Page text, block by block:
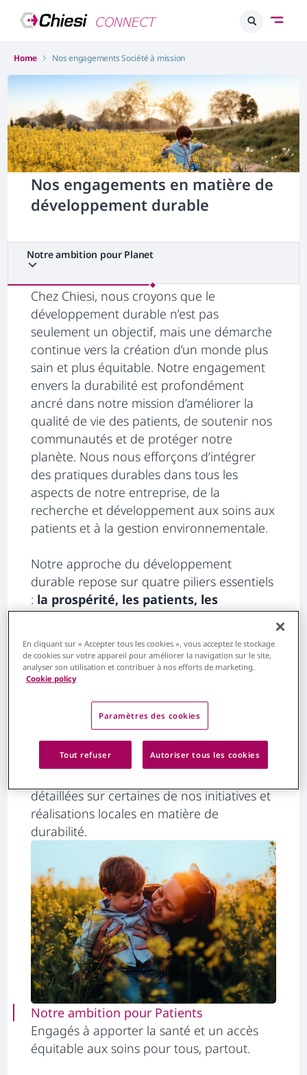
Home Nos engagements Société à mission
Nos engagements en matière de
développement durable
Notre ambition pour Planet
Chez Chiesi, nous croyons que le
développement durable n’est pas
seulement un objectif, mais une démarche
continue vers la création d’un monde plus
sain et plus équitable. Notre engagement
envers la durabilité est profondément
ancré dans notre mission d’améliorer la
qualité de vie des patients, de soutenir nos
communautés et de protéger notre
planète. Nous nous efforçons d’intégrer
des pratiques durables dans tous les
aspects de notre entreprise, de la
recherche et développement aux soins aux
patients et à la gestion environnementale.
Notre approche du développement
durable repose sur quatre piliers essentiels
: la prospérité, les patients, les
personnes et la planète. Chaque pilier
souhaitons avoir un impact positif. En
alignant le développement de notre
entreprise sur le progrès sociétal, nous
nous engageons à générer de la valeur
économique tout en relevant les
principaux défis de la société.
détaillées sur certaines de nos initiatives et
réalisations locales en matière de
durabilité.
Notre ambition pour Patients
Engagés à apporter la santé et un accès
équitable aux soins pour tous, partout.
En cliquant sur « Accepter tous les cookies », vous acceptez le stockage
de cookies sur votre appareil pour améliorer la navigation sur le site,
analyser son utilisation et contribuer à nos efforts de marketing.
Cookie policy
Paramètres des cookies
Tout refuser Autoriser tous les cookies